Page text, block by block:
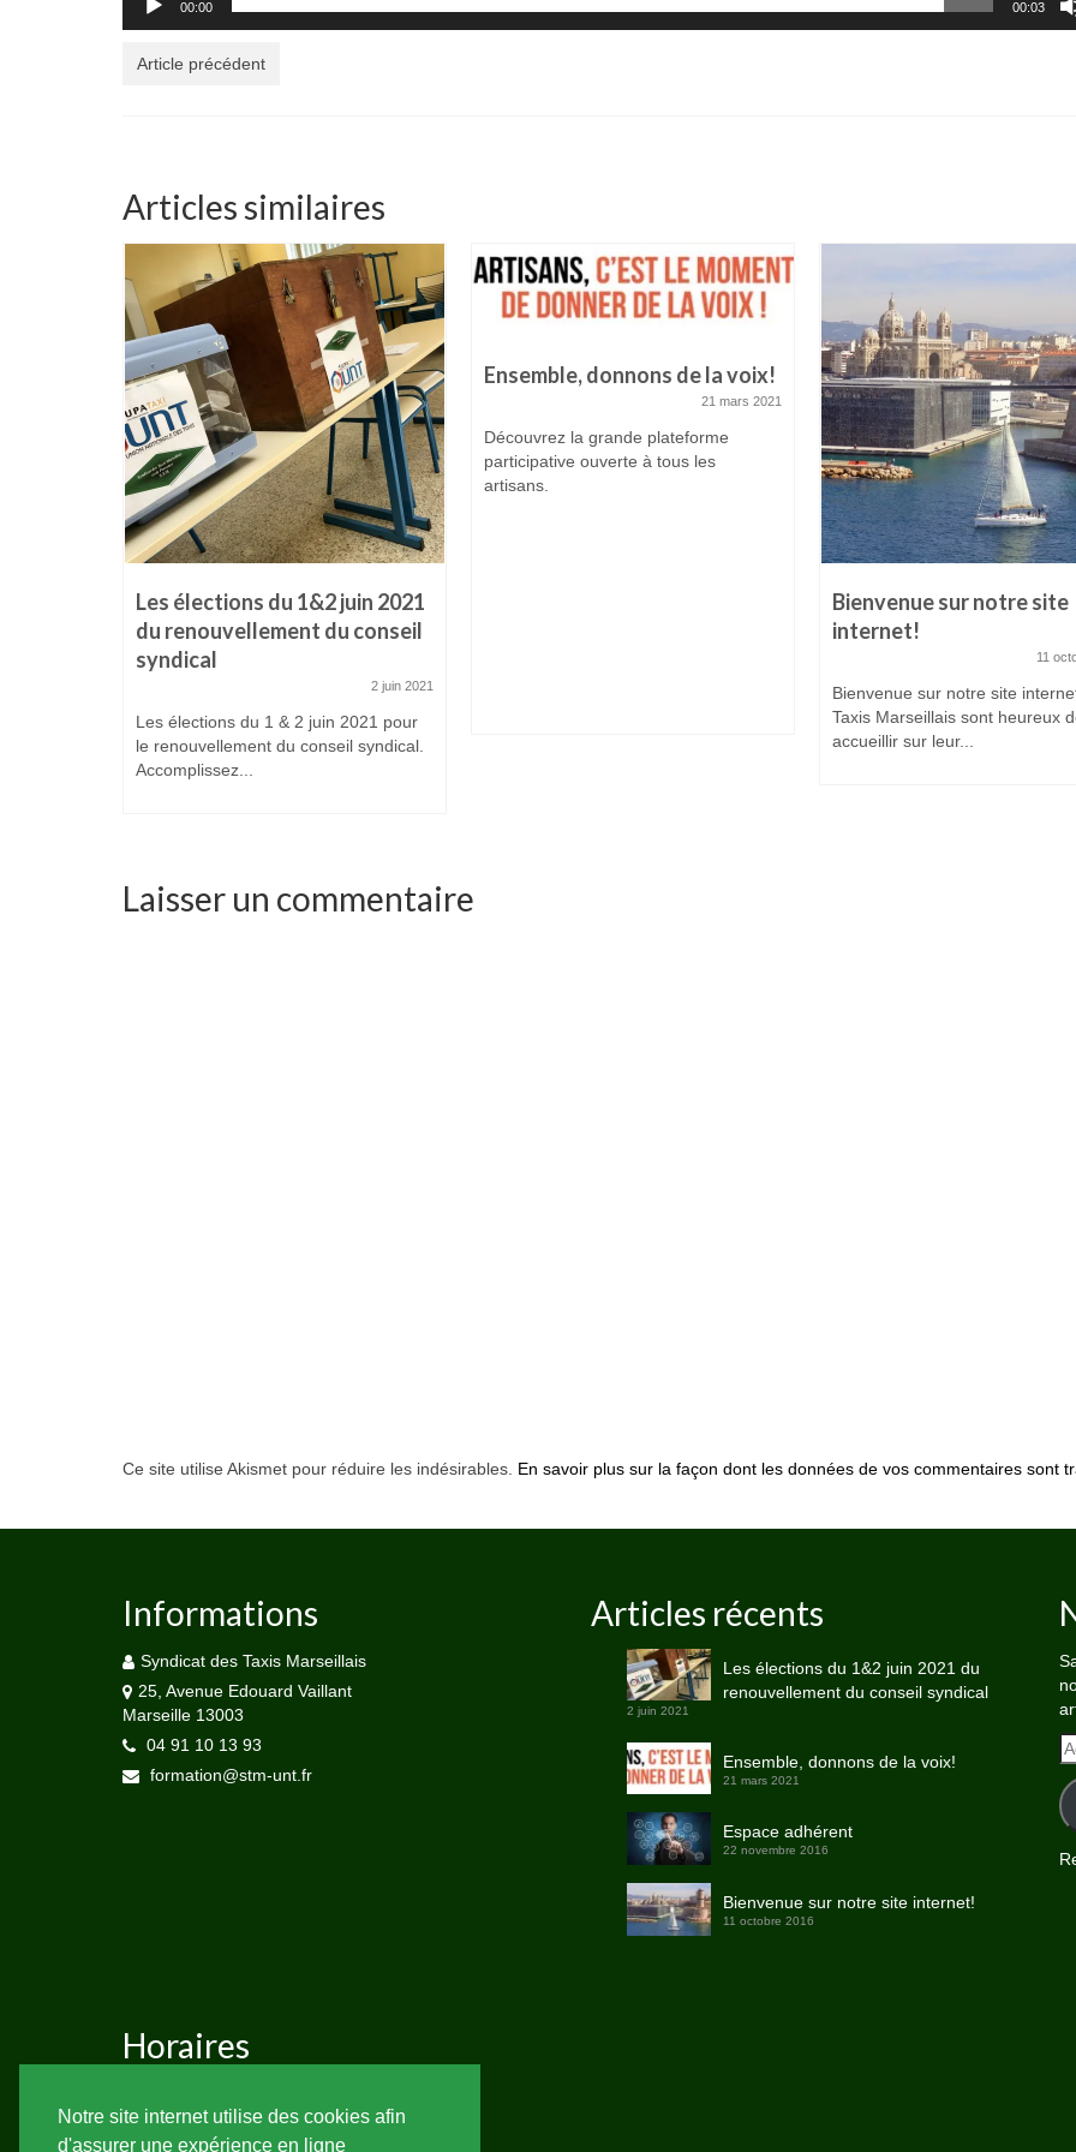
00:00 00:03
Article précédent
Articles similaires
Les élections du 1&2 juin 2021
du renouvellement du conseil
syndical
2 juin 2021
Les élections du 1 & 2 juin 2021 pour
le renouvellement du conseil syndical.
Accomplissez...
Ensemble, donnons de la voix!
21 mars 2021
Découvrez la grande plateforme
participative ouverte à tous les
artisans.
Bienvenue sur notre site
internet!
11
Bienvenue sur notre site
Taxis Marseillais sont heureux
accueillir sur leur...
Laisser un commentaire
Ce site utilise Akismet pour réduire les indésirables. En savoir plus sur la façon dont les données de vos commentaires sont
Informations
Syndicat des Taxis Marseillais
25, Avenue Edouard Vaillant
Marseille 13003
04 91 10 13 93
formation@stm-unt.fr
Horaires
14h à 17h
Articles récents
Les élections du 1&2 juin 2021 du
renouvellement du conseil syndical
2 juin 2021
Ensemble, donnons de la voix!
21 mars 2021
Espace adhérent
22 novembre 2016
Bienvenue sur notre site internet!
11 octobre 2016
e-
Notre site internet utilise des cookies afin
d'assurer une expérience en ligne